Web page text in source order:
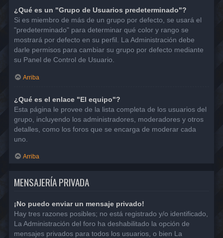
¿Qué es un "Grupo de Usuarios predeterminado"?
Si es miembro de más de un grupo por defecto, se usará el
"predeterminado" para determinar qué color y rango se
mostrará por defecto en su perfil. La Administración debe
darle permisos para cambiar su grupo por defecto mediante
su Panel de Control de Usuario.
Arriba
¿Qué es el enlace "El equipo"?
Esta página le provee de la lista completa de los usuarios del
grupo, incluyendo los administradores, moderadores y otros
detalles, como los foros que se encarga de moderar cada
uno.
Arriba
MENSAJERÍA PRIVADA
¡No puedo enviar un mensaje privado!
Hay tres razones posibles; no está registrado y/o identificado,
La Administración del foro ha deshabilitado la opción de
mensajes privados para todos los usuarios, o bien La